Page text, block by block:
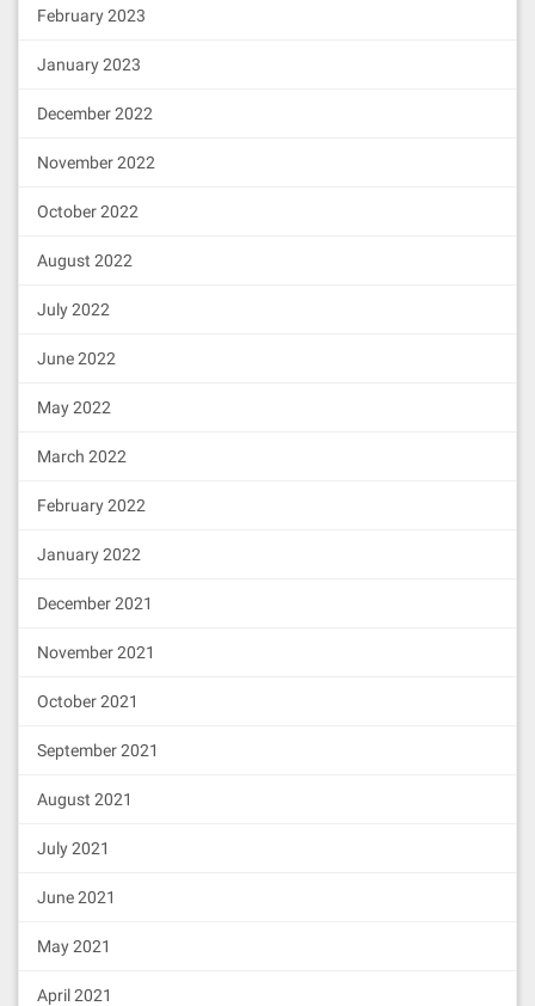
February 2023
January 2023
December 2022
November 2022
October 2022
August 2022
July 2022
June 2022
May 2022
March 2022
February 2022
January 2022
December 2021
November 2021
October 2021
September 2021
August 2021
July 2021
June 2021
May 2021
April 2021